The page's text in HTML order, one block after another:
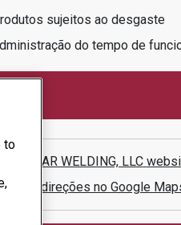
sujeitos ao desgaste
do tempo de
BLUE STAR WELDING, LLC
direções no Google
to